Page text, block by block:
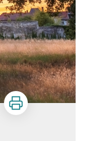
Imprimer